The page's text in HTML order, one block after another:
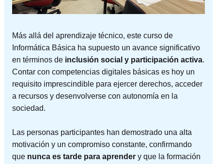
Más allá del aprendizaje técnico, este curso de
Informática Básica ha supuesto un avance significativo
en términos de inclusión social y participación activa.
Contar con competencias digitales básicas es hoy un
requisito imprescindible para ejercer derechos, acceder
a recursos y desenvolverse con autonomía en la
sociedad.
Las personas participantes han demostrado una alta
motivación y un compromiso constante, confirmando
que nunca es tarde para aprendery que la formación